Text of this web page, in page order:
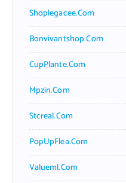
Shoplegacee.com
Bonvivantshop.com
CupPlante.com
Mpzin.com
Stcreal.com
PopUpFlea.com
Valueml.com